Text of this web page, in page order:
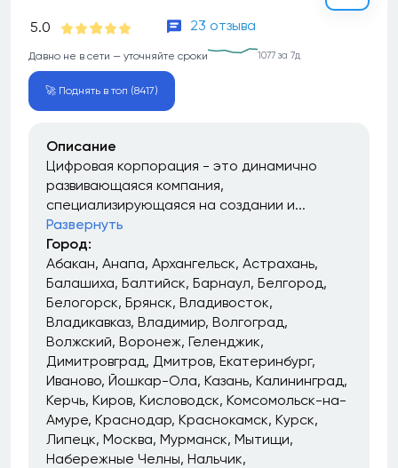
5.0 23 отзыва
Давно не в сети — уточняйте сроки 1077 за 7д
🚀 Поднять в топ (8417)
Описание
Цифровая корпорация - это динамично
развивающаяся компания,
специализирующаяся на создании и...
Развернуть
Город:
Абакан Анапа Архангельск Астрахань
Балашиха Балтийск Барнаул Белгород
Белогорск Брянск Владивосток
Владикавказ Владимир Волгоград
Волжский Воронеж Геленджик
Димитровград Дмитров Екатеринбург
Иваново Йошкар-Ола Казань Калининград
Керчь Киров Кисловодск Комсомольск-на-
Амуре Краснодар Краснокамск Курск
Липецк Москва Мурманск Мытищи
Набережные Челны Нальчик